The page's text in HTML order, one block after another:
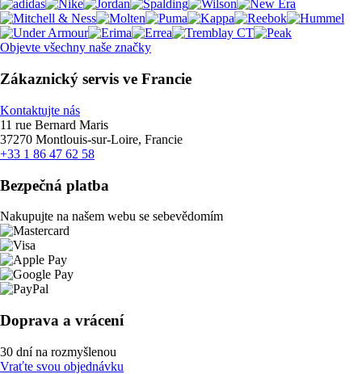
Objevte všechny naše značky
Zákaznický servis ve Francie
Kontaktujte nás
11 rue Bernard Maris
37270 Montlouis-sur-Loire, Francie
+33 1 86 47 62 58
Bezpečná platba
Nakupujte na našem webu se sebevědomím
Doprava a vrácení
30 dní na rozmyšlenou
Vraťte svou objednávku